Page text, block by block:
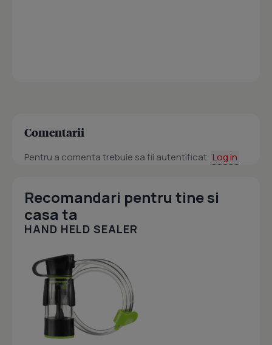
Comentarii
Pentru a comenta trebuie sa fii autentificat. Log in
Recomandari pentru tine si
casa ta
HAND HELD SEALER